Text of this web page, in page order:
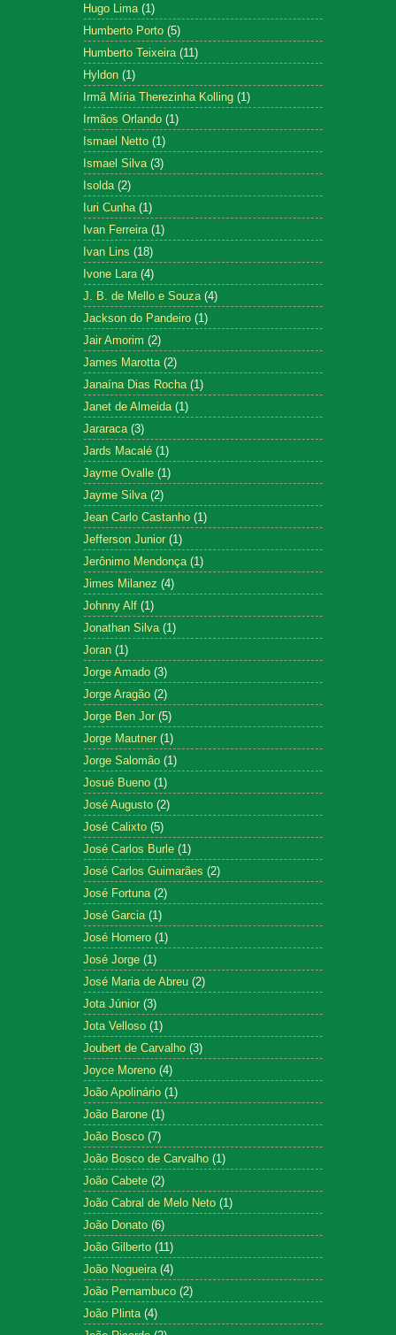
Hugo Lima (1)
Humberto Porto (5)
Humberto Teixeira (11)
Hyldon (1)
Irmã Míria Therezinha Kolling (1)
Irmãos Orlando (1)
Ismael Netto (1)
Ismael Silva (3)
Isolda (2)
Iuri Cunha (1)
Ivan Ferreira (1)
Ivan Lins (18)
Ivone Lara (4)
J. B. de Mello e Souza (4)
Jackson do Pandeiro (1)
Jair Amorim (2)
James Marotta (2)
Janaína Dias Rocha (1)
Janet de Almeida (1)
Jararaca (3)
Jards Macalé (1)
Jayme Ovalle (1)
Jayme Silva (2)
Jean Carlo Castanho (1)
Jefferson Junior (1)
Jerônimo Mendonça (1)
Jimes Milanez (4)
Johnny Alf (1)
Jonathan Silva (1)
Joran (1)
Jorge Amado (3)
Jorge Aragão (2)
Jorge Ben Jor (5)
Jorge Mautner (1)
Jorge Salomão (1)
Josué Bueno (1)
José Augusto (2)
José Calixto (5)
José Carlos Burle (1)
José Carlos Guimarães (2)
José Fortuna (2)
José Garcia (1)
José Homero (1)
José Jorge (1)
José Maria de Abreu (2)
Jota Júnior (3)
Jota Velloso (1)
Joubert de Carvalho (3)
Joyce Moreno (4)
João Apolinário (1)
João Barone (1)
João Bosco (7)
João Bosco de Carvalho (1)
João Cabete (2)
João Cabral de Melo Neto (1)
João Donato (6)
João Gilberto (11)
João Nogueira (4)
João Pernambuco (2)
João Plinta (4)